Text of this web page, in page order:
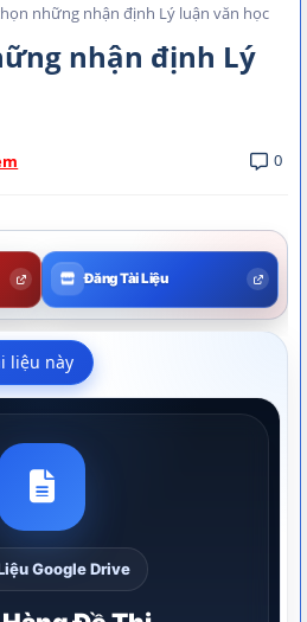
những nhận định Lý luận văn học
nhận định Lý
0
Đăng Tài Liệu